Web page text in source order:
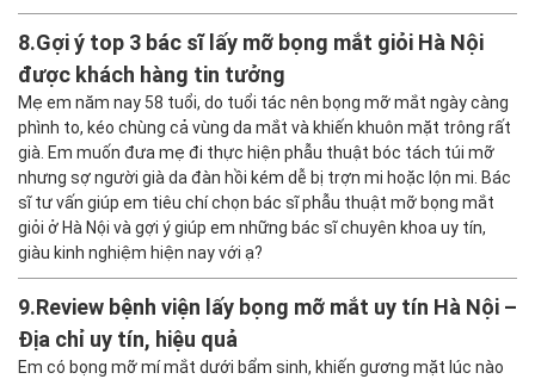
8.Gợi ý top 3 bác sĩ lấy mỡ bọng mắt giỏi Hà Nội
được khách hàng tin tưởng
Mẹ em năm nay 58 tuổi, do tuổi tác nên bọng mỡ mắt ngày càng
phình to, kéo chùng cả vùng da mắt và khiến khuôn mặt trông rất
già. Em muốn đưa mẹ đi thực hiện phẫu thuật bóc tách túi mỡ
nhưng sợ người già da đàn hồi kém dễ bị trợn mi hoặc lộn mi. Bác
sĩ tư vấn giúp em tiêu chí chọn bác sĩ phẫu thuật mỡ bọng mắt
giỏi ở Hà Nội và gợi ý giúp em những bác sĩ chuyên khoa uy tín,
giàu kinh nghiệm hiện nay với ạ?
9.Review bệnh viện lấy bọng mỡ mắt uy tín Hà Nội –
Địa chỉ uy tín, hiệu quả
Em có bọng mỡ mí mắt dưới bẩm sinh, khiến gương mặt lúc nào